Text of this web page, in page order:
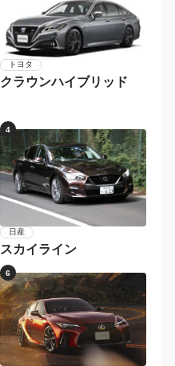
トヨタ
クラウンハイブリッド
4
日産
スカイライン
6